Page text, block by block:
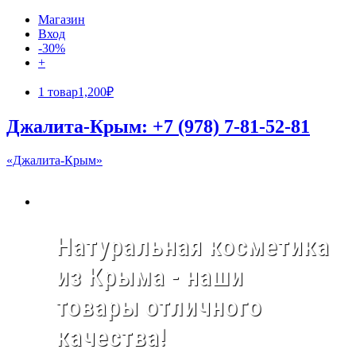
Магазин
Вход
-30%
+
1 товар1,200₽
Джалита-Крым: +7 (978) 7-81-52-81
«Джалита-Крым»
Натуральная косметика
из Крыма - наши
товары отличного
качества!